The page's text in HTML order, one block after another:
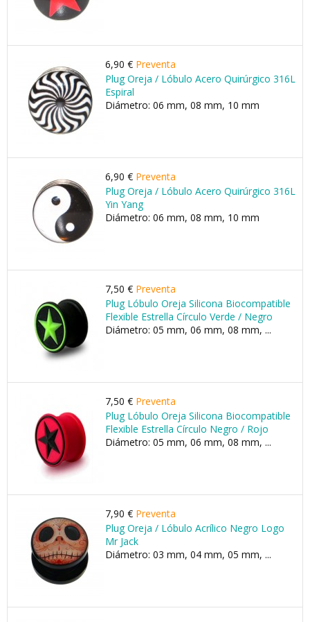
6,90 € Preventa
Plug Oreja / Lóbulo Acero Quirúrgico 316L
Espiral
Diámetro: 06 mm, 08 mm, 10 mm
6,90 € Preventa
Plug Oreja / Lóbulo Acero Quirúrgico 316L
Yin Yang
Diámetro: 06 mm, 08 mm, 10 mm
7,50 € Preventa
Plug Lóbulo Oreja Silicona Biocompatible
Flexible Estrella Círculo Verde / Negro
Diámetro: 05 mm, 06 mm, 08 mm, ...
7,50 € Preventa
Plug Lóbulo Oreja Silicona Biocompatible
Flexible Estrella Círculo Negro / Rojo
Diámetro: 05 mm, 06 mm, 08 mm, ...
7,90 € Preventa
Plug Oreja / Lóbulo Acrílico Negro Logo
Mr Jack
Diámetro: 03 mm, 04 mm, 05 mm, ...